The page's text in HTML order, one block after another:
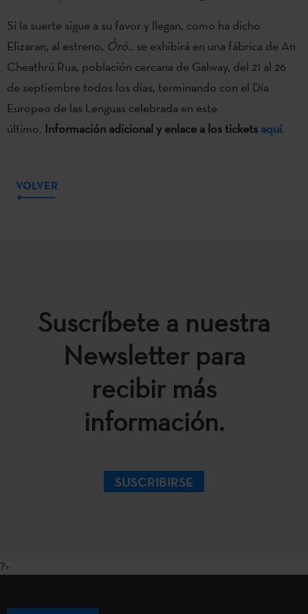
Si la suerte sigue a su favor y llegan, como ha dicho
Elizaran, al estreno, Óró.. se exhibirá en una fábrica de An
Cheathrú Rua, población cercana de Galway, del 21 al 26
de septiembre todos los días, terminando con el Día
Europeo de las Lenguas celebrada en este
último. Información adicional y enlace a los tickets aquí.
VOLVER
Suscríbete a nuestra
Newsletter para
recibir más
información.
SUSCRIBIRSE
?>